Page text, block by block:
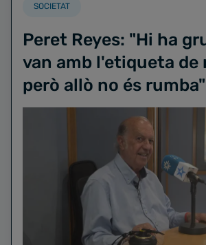
SOCIETAT
Peret Reyes: "Hi ha
van amb l'etiqueta de
però allò no és rumba"